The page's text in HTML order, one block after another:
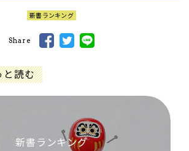
新書ランキング
Share
と読む
新書ランキング